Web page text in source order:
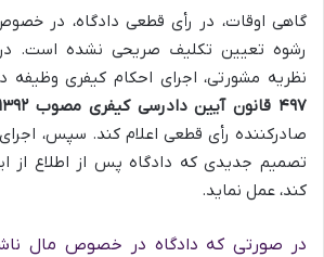
گاهی اوقات، در رأی قطعی دادگاه، در
رشوه تعیین تکلیف صریحی نشده است.
نظریه مشورتی، اجرای احکام کیفری وظیفه
۴۹۷ قانون آیین دادرسی کیفری مصوب ۱۳۹۲
صادرکننده رأی قطعی اعلام کند. سپس،
تصمیم جدیدی که دادگاه پس از اطلاع از
کند، عمل نماید.
در صورتی که دادگاه در خصوص مال